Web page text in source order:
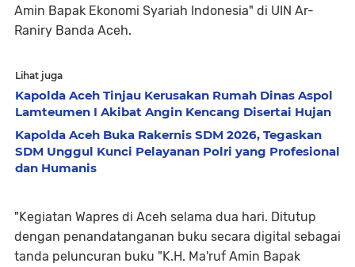
Amin Bapak Ekonomi Syariah Indonesia" di UIN Ar-
Raniry Banda Aceh.
Lihat juga
Kapolda Aceh Tinjau Kerusakan Rumah Dinas Aspol
Lamteumen I Akibat Angin Kencang Disertai Hujan
Kapolda Aceh Buka Rakernis SDM 2026, Tegaskan
SDM Unggul Kunci Pelayanan Polri yang Profesional
dan Humanis
"Kegiatan Wapres di Aceh selama dua hari. Ditutup
dengan penandatanganan buku secara digital sebagai
tanda peluncuran buku "K.H. Ma'ruf Amin Bapak